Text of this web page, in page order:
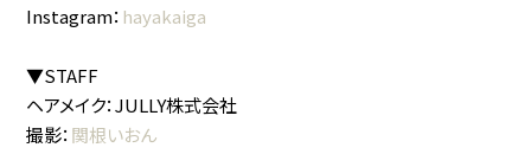
Instagram： hayakaiga
▼STAFF
ヘアメイク：JULLY株式会社
撮影： 関根いおん